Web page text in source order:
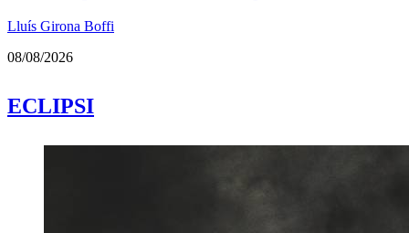
Lluís Girona Boffi
08/08/2026
ECLIPSI